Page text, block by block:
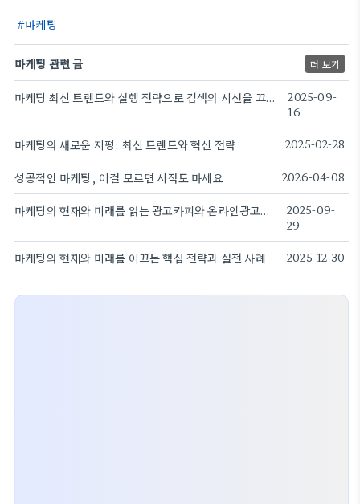
마케팅
마케팅 관련 글 더 보기
마케팅 최신 트렌드와 실행 전략으로 검색의 시선을 끄는 방법
2025-09-
16
마케팅의 새로운 지평: 최신 트렌드와 혁신 전략 2025-02-28
성공적인 마케팅, 이걸 모르면 시작도 마세요 2026-04-08
마케팅의 현재와 미래를 읽는 광고카피와 온라인광고의 전략
2025-09-
29
마케팅의 현재와 미래를 이끄는 핵심 전략과 실전 사례 2025-12-30